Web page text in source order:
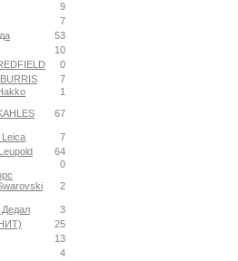
9
7
53
10
0
7
1
67
7
64
0
2
3
25
13
4